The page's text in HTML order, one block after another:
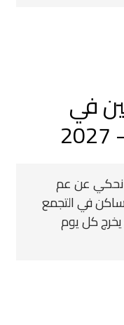
في
نحكي عن عم
عنده 82 سنة، ساكن في التجمع
كل يوم